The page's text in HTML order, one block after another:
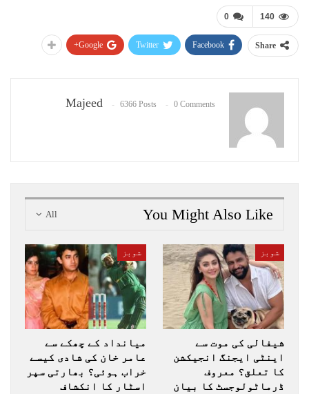
0 140
Share
Facebook
Twitter
Google+
Majeed 6366 Posts 0 Comments
All You Might Also Like
شوبز
شیفالی کی موت سے
اینٹی ایجنگ انجیکشن
کا تعلق؟ معروف
ڈرماٹولوجسٹ کا بیان
شوبز
میانداد کے چھکے سے
عامر خان کی شادی کیسے
خراب ہوئی؟ بھارتی سپر
اسٹار کا انکشاف